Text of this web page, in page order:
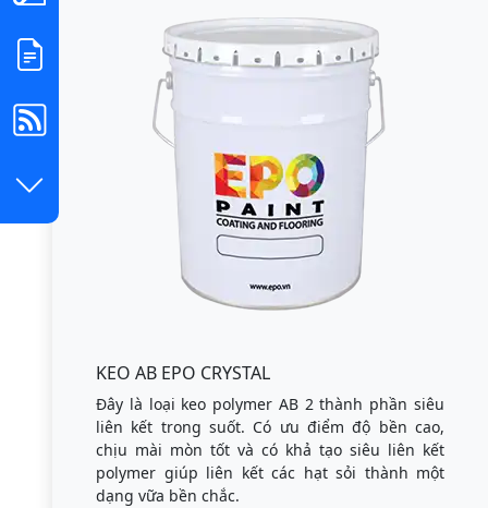
KEO AB EPO CRYSTAL
Đây là loại keo polymer AB 2 thành phần siêu
liên kết trong suốt. Có ưu điểm độ bền cao,
chịu mài mòn tốt và có khả tạo siêu liên kết
polymer giúp liên kết các hạt sỏi thành một
dạng vữa bền chắc.